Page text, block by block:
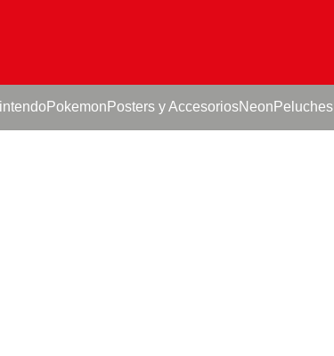
Pokemon Posters y AccesoriosNeon Peluches